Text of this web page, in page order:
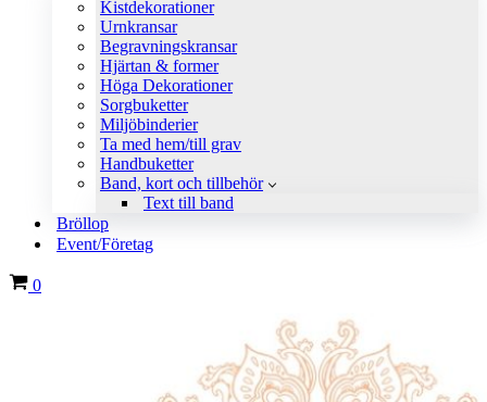
Kistdekorationer
Urnkransar
Begravningskransar
Hjärtan & former
Höga Dekorationer
Sorgbuketter
Miljöbinderier
Ta med hem/till grav
Handbuketter
Band, kort och tillbehör
Text till band
Bröllop
Event/Företag
Varukorg
0